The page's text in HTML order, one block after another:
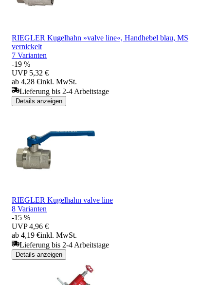
RIEGLER Kugelhahn »valve line«, Handhebel blau, MS
vernickelt
7 Varianten
-19 %
UVP 5,32 €
ab 4,28 €inkl. MwSt.
Lieferung bis 2-4 Arbeitstage
Details anzeigen
RIEGLER Kugelhahn valve line
8 Varianten
-15 %
UVP 4,96 €
ab 4,19 €inkl. MwSt.
Lieferung bis 2-4 Arbeitstage
Details anzeigen